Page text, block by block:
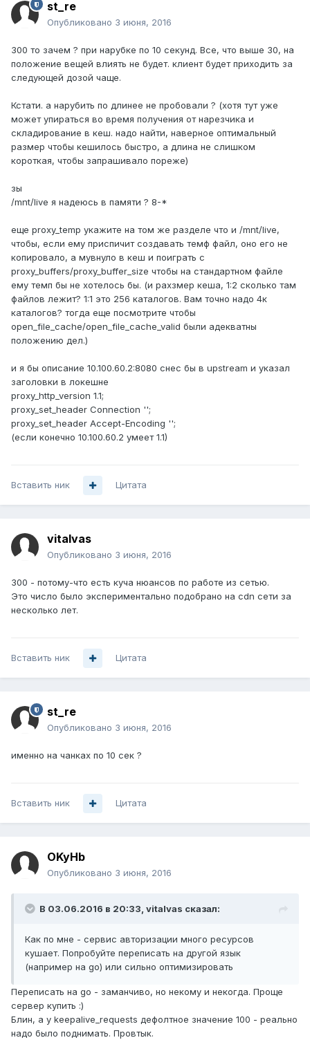
st_re
Опубликовано 3 июня, 2016
300 то зачем ? при нарубке по 10 секунд. Все, что выше 30, на
положение вещей влиять не будет. клиент будет приходить за
следующей дозой чаще.
Кстати. а нарубить по длинее не пробовали ? (хотя тут уже
может упираться во время получения от нарезчика и
складирование в кеш. надо найти, наверное оптимальный
размер чтобы кешилось быстро, а длина не слишком
короткая, чтобы запрашивало пореже)
зы
/mnt/live я надеюсь в памяти ? 8-*
еще proxy_temp укажите на том же разделе что и /mnt/live,
чтобы, если ему приспичит создавать темф файл, оно его не
копировало, а мувнуло в кеш и поиграть с
proxy_buffers/proxy_buffer_size чтобы на стандартном файле
ему темп бы не хотелось бы. (и рахзмер кеша, 1:2 сколько там
файлов лежит? 1:1 это 256 каталогов. Вам точно надо 4к
каталогов? тогда еще посмотрите чтобы
open_file_cache/open_file_cache_valid были адекватны
положению дел.)
и я бы описание 10.100.60.2:8080 снес бы в upstream и указал
заголовки в локешне
proxy_http_version 1.1;
proxy_set_header Connection '';
proxy_set_header Accept-Encoding '';
(если конечно 10.100.60.2 умеет 1.1)
Вставить ник Цитата
vitalvas
Опубликовано 3 июня, 2016
300 - потому-что есть куча нюансов по работе из сетью.
Это число было экспериментально подобрано на cdn сети за
несколько лет.
Вставить ник Цитата
st_re
Опубликовано 3 июня, 2016
именно на чанках по 10 сек ?
Вставить ник Цитата
OKyHb
Опубликовано 3 июня, 2016
В 03.06.2016 в 20:33, vitalvas сказал:
Как по мне - сервис авторизации много ресурсов
кушает. Попробуйте переписать на другой язык
(например на go) или сильно оптимизировать
Переписать на go - заманчиво, но некому и некогда. Проще
сервер купить :)
Блин, а у keepalive_requests дефолтное значение 100 - реально
надо было поднимать. Провтык.